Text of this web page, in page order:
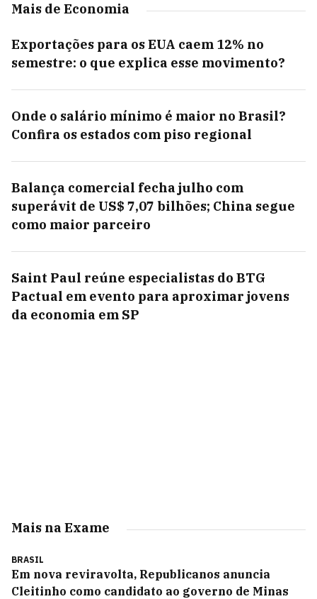
Mais de Economia
Exportações para os EUA caem 12% no
semestre: o que explica esse movimento?
Onde o salário mínimo é maior no Brasil?
Confira os estados com piso regional
Balança comercial fecha julho com
superávit de US$ 7,07 bilhões; China segue
como maior parceiro
Saint Paul reúne especialistas do BTG
Pactual em evento para aproximar jovens
da economia em SP
Mais na Exame
BRASIL
Em nova reviravolta, Republicanos anuncia
Cleitinho como candidato ao governo de Minas